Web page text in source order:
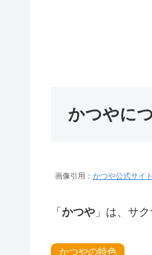
かつやに
画像引用： かつや公式サイト
「 かつや 」は、サ
かつやの特色